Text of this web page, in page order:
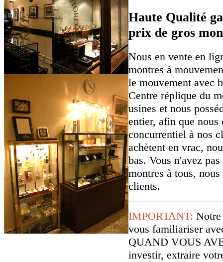
Haute Qualité
prix de gros
Nous en vente en
montres à
le mouvement avec
Centre réplique du
usines et nous
entier, afin que
concurrentiel à nos
achètent en vrac,
bas. Vous n'avez
montres à tous,
clients.
IMPORTANT:
vous familiariser
QUAND VOUS
investir, extraire